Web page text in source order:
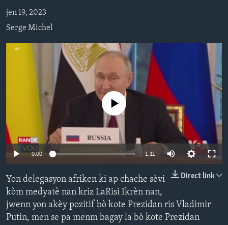
Navigation
Skip
to
VIDEO
FLASHPOINT IKRÈN
Learning English
Languages
jen 19, 2023
Serge Michel
No media source currently available
0:00 1:11
Direct link
Yon delegasyon afriken ki ap chache sèvi
kòm medyatè nan kriz LaRisi Ikrèn nan,
jwenn yon akèy pozitif bò kote Prezidan ris Vladimir
Putin, men se pa menm bagay la bò kote Prezidan